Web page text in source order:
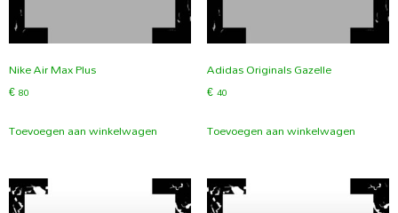
Nike Air Max Plus
€80
Toevoegen aan winkelwagen
Adidas Originals Gazelle
€40
Toevoegen aan winkelwagen